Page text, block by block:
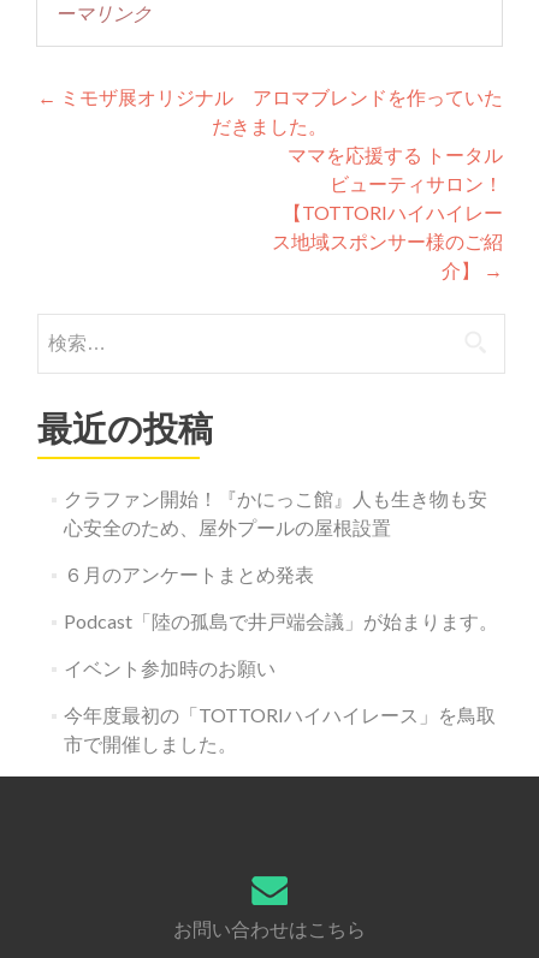
ーマリンク
投
ー
シ
ン
← ミモザ展オリジナル アロマブレンドを作っていた
だきました。
ママを応援する トータル
ビューティサロン！
【TOTTORIハイハイレー
ス地域スポンサー様のご紹
介】
→
索:
最近の投稿
クラファン開始！『かにっこ館』人も生き物も安
心安全のため、屋外プールの屋根設置
６月のアンケートまとめ発表
Podcast「陸の孤島で井戸端会議」が始まります。
イベント参加時のお願い
今年度最初の「TOTTORIハイハイレース」を鳥取
市で開催しました。
お問い合わせはこちら